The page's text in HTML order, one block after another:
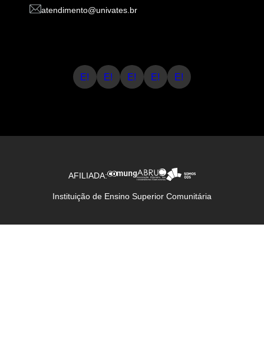
atendimento@univates.br
E! E! E! E! E!
AFILIADA:
Instituição de Ensino Superior Comunitária